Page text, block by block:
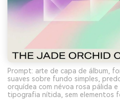
Prompt: arte de capa de álbum,
suaves sobre fundo simples,
orquídea com névoa rosa pálida
tipografia nítida, sem elementos